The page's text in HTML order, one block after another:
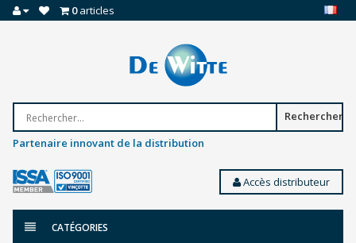
0articles
Rechercher
Partenaire innovant de la distribution
Accès distributeur
CATÉGORIES